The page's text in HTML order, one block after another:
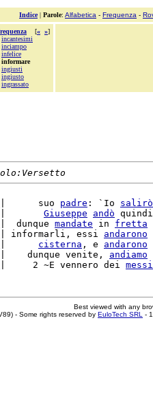
Indice| Parole: Alfabetica - Frequenza -
[« »]
incantesimi
inciampo
infelice
informare
ingiusti
ingiusto
ingrassato
|      suo padre : `Io salirò
Giuseppe andò
|  dunque mandate in fretta
| informarli, essi andarono
cisterna , e andarono
|    dunque venite, andiamo
|     2 ~E vennero dei messi
Best viewed with any
- Some rights reserved by EuloTech SRL -